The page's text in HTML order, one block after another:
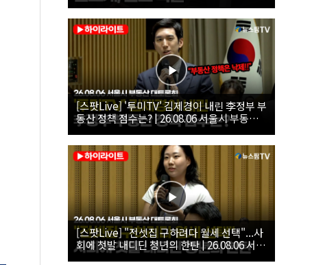
26.08.06 개혁신당 보완수사권 폐지 토론회
[스팟Live] '투미TV' 김제경이 내린 李정부 부
동산 정책 점수는? | 26.08.06 서울시 부동산
대토론회
[스팟Live] "전셋집 구하려다 월세 선택"...사
회에 첫발 내디딘 청년의 한탄 | 26.08.06 서울
시 부동산 대토론회